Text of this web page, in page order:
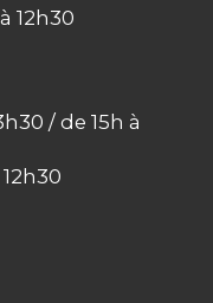
12h30
/ de 15h à